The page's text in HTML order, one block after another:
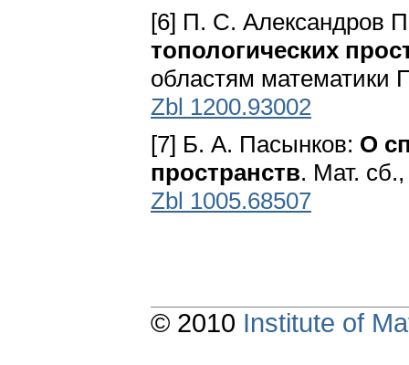
[6] П. С. Александров
топологических
областям математики
Zbl 1200.93002
[7] Б. А. Пасынков: О
пространств. Мат.
Zbl 1005.68507
© 2010 Institute of